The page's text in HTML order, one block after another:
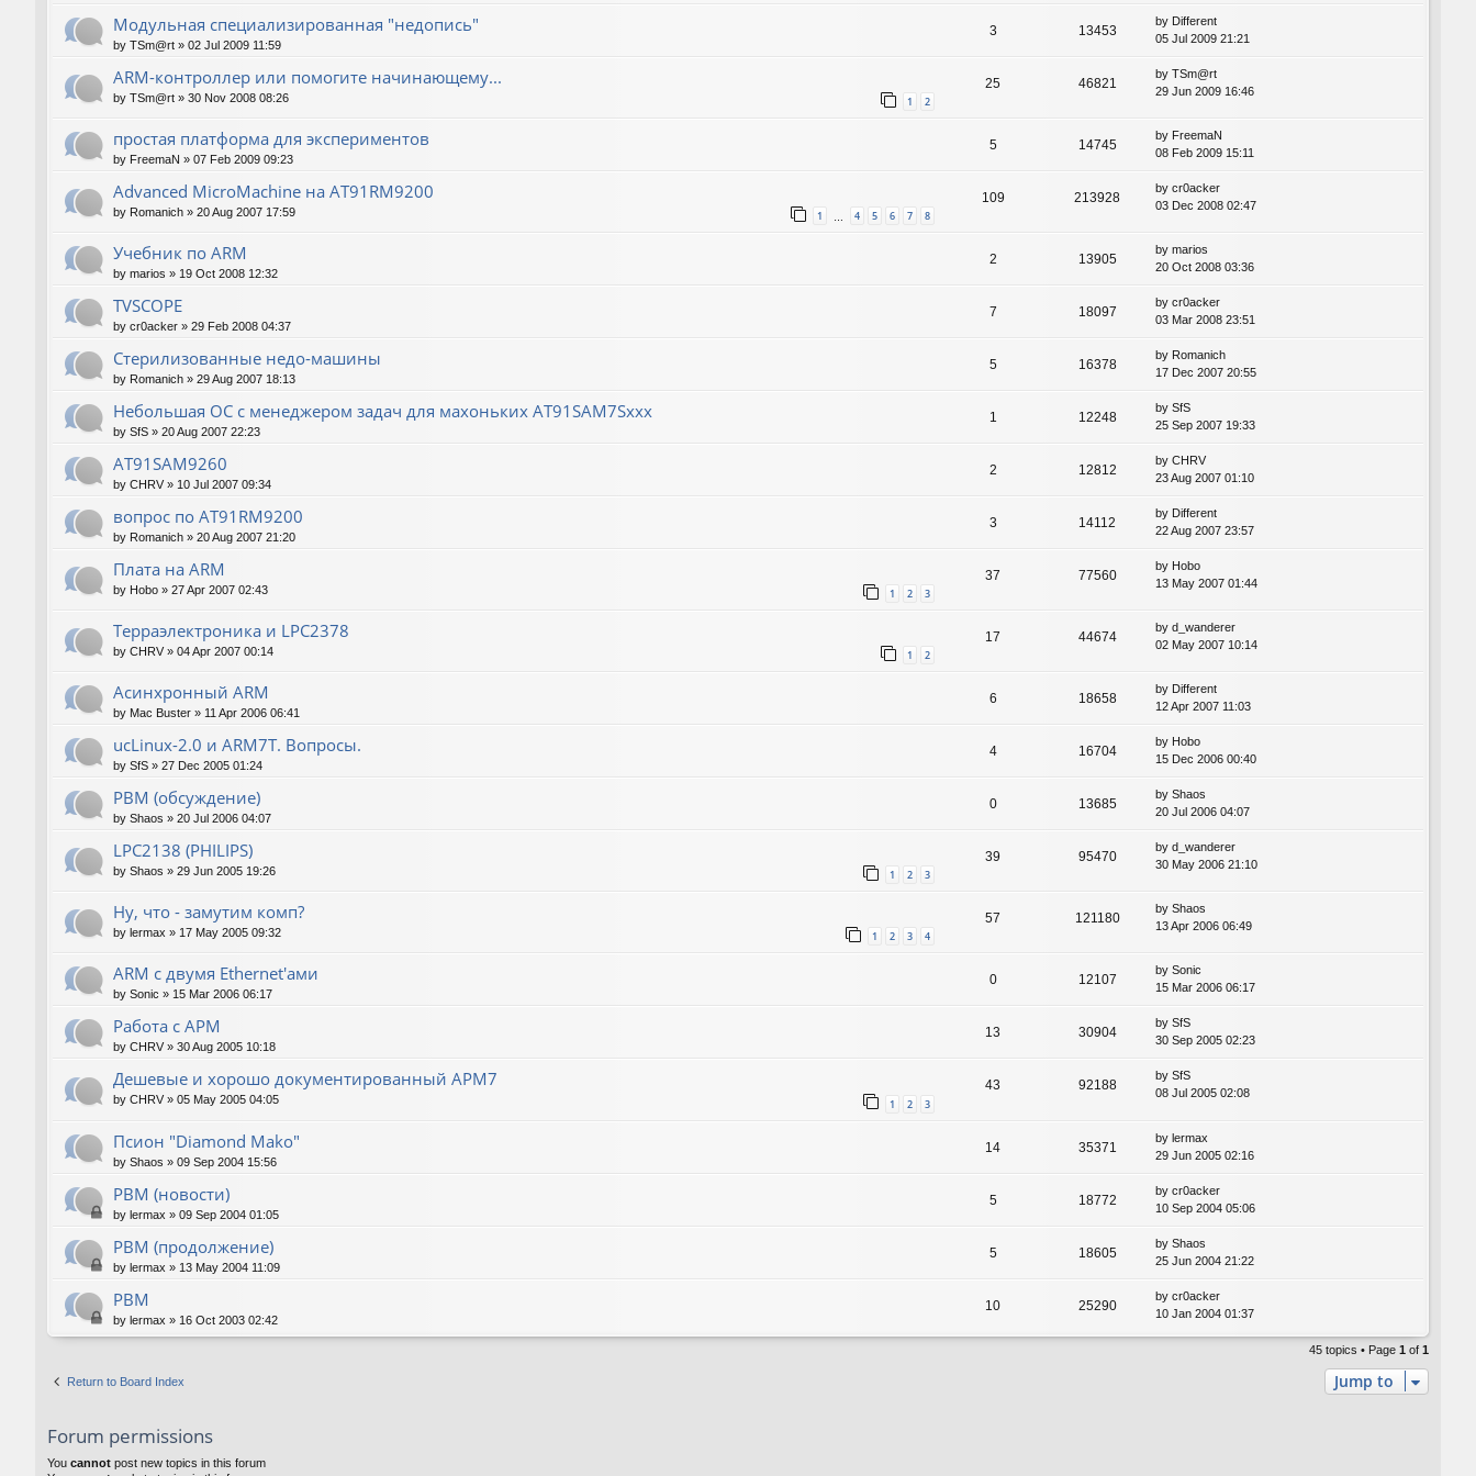
Модульная специализированная "недопись"
by TSm@rt » 02 Jul 2009 11:59
3 13453
by Different
05 Jul 2009 21:21
ARM-контроллер или помогите начинающему...
by TSm@rt » 30 Nov 2008 08:26 1 2
25 46821
by TSm@rt
29 Jun 2009 16:46
простая платформа для экспериментов
by FreemaN » 07 Feb 2009 09:23
5 14745
by FreemaN
08 Feb 2009 15:11
Advanced MicroMachine на AT91RM9200
by Romanich » 20 Aug 2007 17:59 1 … 4 5 6 7 8
109 213928
by cr0acker
03 Dec 2008 02:47
Учебник по ARM
by marios » 19 Oct 2008 12:32
2 13905
by marios
20 Oct 2008 03:36
TVSCOPE
by cr0acker » 29 Feb 2008 04:37
7 18097
by cr0acker
03 Mar 2008 23:51
Стерилизованные недо-машины
by Romanich » 29 Aug 2007 18:13
5 16378
by Romanich
17 Dec 2007 20:55
Небольшая ОС с менеджером задач для махоньких AT91SAM7Sxxx
by SfS » 20 Aug 2007 22:23
1 12248
by SfS
25 Sep 2007 19:33
AT91SAM9260
by CHRV » 10 Jul 2007 09:34
2 12812
by CHRV
23 Aug 2007 01:10
вопрос по AT91RM9200
by Romanich » 20 Aug 2007 21:20
3 14112
by Different
22 Aug 2007 23:57
Плата на ARM
by Hobo » 27 Apr 2007 02:43 1 2 3
37 77560
by Hobo
13 May 2007 01:44
Терраэлектроника и LPC2378
by CHRV » 04 Apr 2007 00:14 1 2
17 44674
by d_wanderer
02 May 2007 10:14
Асинхронный ARM
by Mac Buster » 11 Apr 2006 06:41
6 18658
by Different
12 Apr 2007 11:03
ucLinux-2.0 и ARM7T. Вопросы.
by SfS » 27 Dec 2005 01:24
4 16704
by Hobo
15 Dec 2006 00:40
РВМ (обсуждение)
by Shaos » 20 Jul 2006 04:07
0 13685
by Shaos
20 Jul 2006 04:07
LPC2138 (PHILIPS)
by Shaos » 29 Jun 2005 19:26 1 2 3
39 95470
by d_wanderer
30 May 2006 21:10
Ну, что - замутим комп?
by lermax » 17 May 2005 09:32 1 2 3 4
57 121180
by Shaos
13 Apr 2006 06:49
ARM с двумя Ethernet'ами
by Sonic » 15 Mar 2006 06:17
0 12107
by Sonic
15 Mar 2006 06:17
Работа с АРМ
by CHRV » 30 Aug 2005 10:18
13 30904
by SfS
30 Sep 2005 02:23
Дешевые и хорошо документированный АРМ7
by CHRV » 05 May 2005 04:05 1 2 3
43 92188
by SfS
08 Jul 2005 02:08
Псион "Diamond Mako"
by Shaos » 09 Sep 2004 15:56
14 35371
by lermax
29 Jun 2005 02:16
РВМ (новости)
by lermax » 09 Sep 2004 01:05
5 18772
by cr0acker
10 Sep 2004 05:06
РВМ (продолжение)
by lermax » 13 May 2004 11:09
5 18605
by Shaos
25 Jun 2004 21:22
РВМ
by lermax » 16 Oct 2003 02:42
10 25290
by cr0acker
10 Jan 2004 01:37
45 topics • Page 1 of 1
Return to Board Index Jump to
Forum permissions
You cannot post new topics in this forum